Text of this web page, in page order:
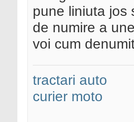
pune liniuta jos
de numire a
voi cum
tractari auto
curier moto